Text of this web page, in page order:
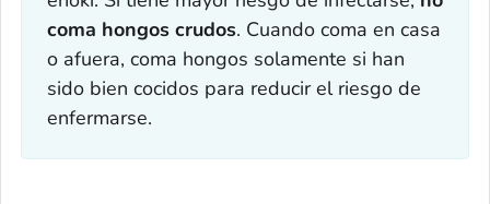
coma hongos crudos. Cuando coma en casa
o afuera, coma hongos solamente si han
sido bien cocidos para reducir el riesgo de
enfermarse.